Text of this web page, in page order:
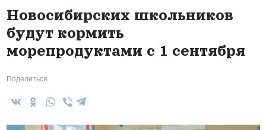
Новосибирских школьников
будут кормить
морепродуктами с 1 сентября
Поделиться